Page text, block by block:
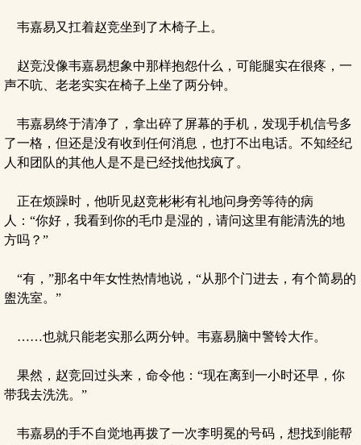
韦嘉易又扛着赵竞坐到了木椅子上。
赵竞没像韦嘉易想象中那样抱怨什么，可能腿实在很疼，一
声不吭、老老实实在椅子上坐了两分钟。
韦嘉易终于清净了，拿出碎了屏幕的手机，发现手机信号多
了一格，但还是没有收到任何消息，也打不出电话。不知经纪
人和团队的其他人是不是已经找他找疯了。
正在烦躁时，他听见赵竞彬彬有礼地问身旁等待的病
人：“你好，我看到你的毛巾是湿的，请问这里有能清洗的地
方吗？”
“有，”那名中年女性热情地说，“从那个门进去，有个简易的
盥洗室。”
……也就只能老实那么两分钟。韦嘉易脑中警铃大作。
果然，赵竞回过头来，命令他：“现在离到一小时还早，你
带我去洗洗。”
韦嘉易的手不自觉地再拨了一次李明冕的号码，想找到能帮